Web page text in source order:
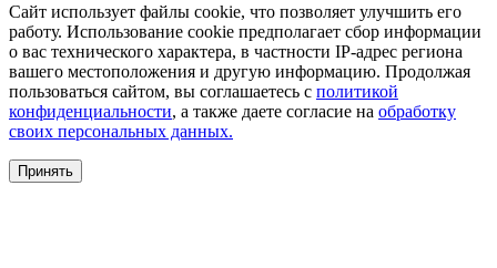
Сайт использует файлы cookie, что позволяет улучшить его
работу. Использование cookie предполагает сбор информации
о вас технического характера, в частности IP-адрес региона
вашего местоположения и другую информацию. Продолжая
пользоваться сайтом, вы соглашаетесь с политикой
конфиденциальности, а также даете согласие на обработку
своих персональных данных.
Принять